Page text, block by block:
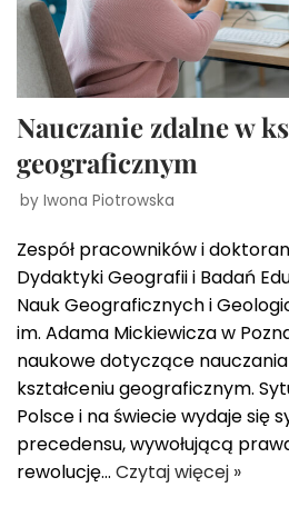
Nauczanie zdalne w
geograficznym
by Iwona Piotrowska
Zespół pracowników i
Dydaktyki Geografii i Badań
Nauk Geograficznych i
im. Adama Mickiewicza w
naukowe dotyczące
kształceniu geograficznym.
Polsce i na świecie wydaje się
precedensu, wywołującą
rewolucję… Czytaj więcej »